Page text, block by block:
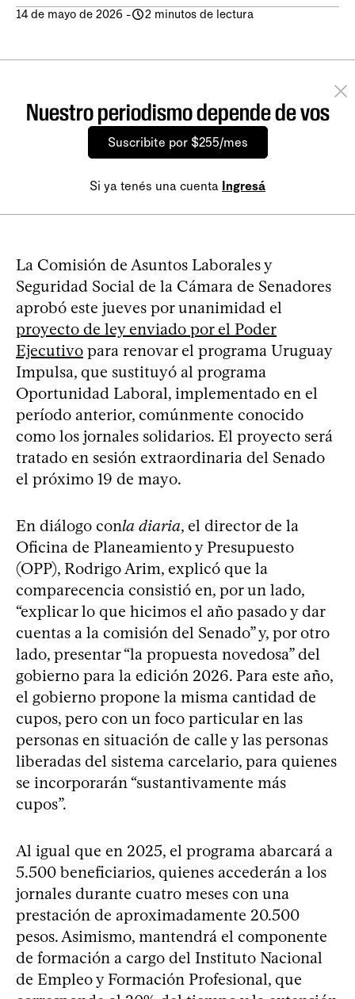
14 de mayo de 2026 - 2 minutos de lectura
Nuestro periodismo depende de vos
Suscribite por $255/mes
Si ya tenés una cuenta Ingresá
La Comisión de Asuntos Laborales y
Seguridad Social de la Cámara de Senadores
aprobó este jueves por unanimidad el
proyecto de ley enviado por el Poder
Ejecutivo para renovar el programa Uruguay
Impulsa, que sustituyó al programa
Oportunidad Laboral, implementado en el
período anterior, comúnmente conocido
como los jornales solidarios. El proyecto será
tratado en sesión extraordinaria del Senado
el próximo 19 de mayo.
En diálogo conla diaria, el director de la
Oficina de Planeamiento y Presupuesto
(OPP), Rodrigo Arim, explicó que la
comparecencia consistió en, por un lado,
“explicar lo que hicimos el año pasado y dar
cuentas a la comisión del Senado” y, por otro
lado, presentar “la propuesta novedosa” del
gobierno para la edición 2026. Para este año,
el gobierno propone la misma cantidad de
cupos, pero con un foco particular en las
personas en situación de calle y las personas
liberadas del sistema carcelario, para quienes
se incorporarán “sustantivamente más
cupos”.
Al igual que en 2025, el programa abarcará a
5.500 beneficiarios, quienes accederán a los
jornales durante cuatro meses con una
prestación de aproximadamente 20.500
pesos. Asimismo, mantendrá el componente
de formación a cargo del Instituto Nacional
de Empleo y Formación Profesional, que